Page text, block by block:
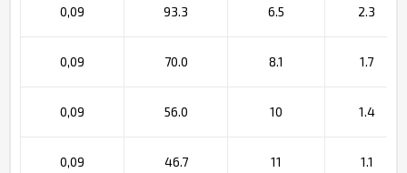
0,09 93.3 6.5 2.3
0,09 70.0 8.1 1.7
0,09 56.0 10 1.4
0,09 46.7 11 1.1